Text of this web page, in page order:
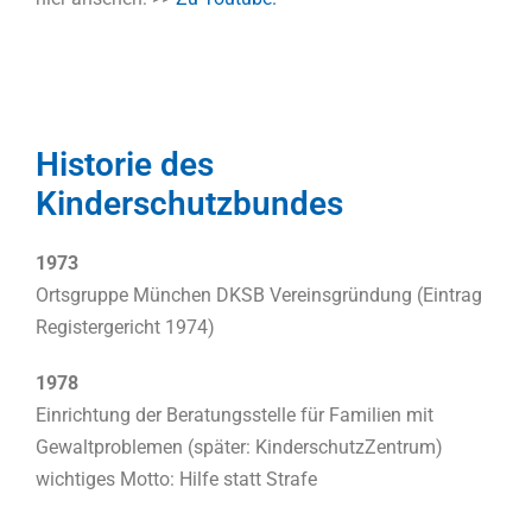
Historie des
Kinderschutzbundes
1973
Ortsgruppe München DKSB Vereinsgründung (Eintrag
Registergericht 1974)
1978
Einrichtung der Beratungsstelle für Familien mit
Gewaltproblemen (später: KinderschutzZentrum)
wichtiges Motto: Hilfe statt Strafe